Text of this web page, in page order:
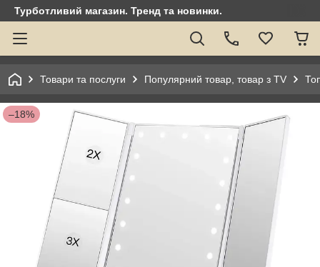
Турботливий магазин. Тренд та новинки.
Товари та послуги Популярний товар, товар з TV
–18%